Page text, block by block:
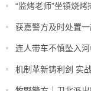
“监烤老师”坐镇烧烤
获嘉警方及时处置
连人带车不慎坠入